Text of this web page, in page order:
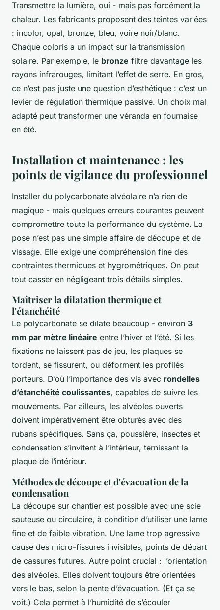
Transmettre la lumière, oui - mais pas forcément la
chaleur. Les fabricants proposent des teintes variées
: incolor, opal, bronze, bleu, voire noir/blanc.
Chaque coloris a un impact sur la transmission
solaire. Par exemple, le bronze filtre davantage les
rayons infrarouges, limitant l’effet de serre. En gros,
ce n’est pas juste une question d’esthétique : c’est un
levier de régulation thermique passive. Un choix mal
adapté peut transformer une véranda en fournaise
en été.
Installation et maintenance : les
points de vigilance du professionnel
Installer du polycarbonate alvéolaire n’a rien de
magique - mais quelques erreurs courantes peuvent
compromettre toute la performance du système. La
pose n’est pas une simple affaire de découpe et de
vissage. Elle exige une compréhension fine des
contraintes thermiques et hygrométriques. On peut
tout casser en négligeant trois détails simples.
Maîtriser la dilatation thermique et
l'étanchéité
Le polycarbonate se dilate beaucoup - environ 3
mm par mètre linéaire entre l’hiver et l’été. Si les
fixations ne laissent pas de jeu, les plaques se
tordent, se fissurent, ou déforment les profilés
porteurs. D’où l’importance des vis avec rondelles
d’étanchéité coulissantes, capables de suivre les
mouvements. Par ailleurs, les alvéoles ouverts
doivent impérativement être obturés avec des
rubans spécifiques. Sans ça, poussière, insectes et
condensation s’invitent à l’intérieur, ternissant la
plaque de l’intérieur.
Méthodes de découpe et d'évacuation de la
condensation
La découpe sur chantier est possible avec une scie
sauteuse ou circulaire, à condition d’utiliser une lame
fine et de faible vibration. Une lame trop agressive
cause des micro-fissures invisibles, points de départ
de cassures futures. Autre point crucial : l’orientation
des alvéoles. Elles doivent toujours être orientées
vers le bas, selon la pente d’évacuation. (Et ça se
voit.) Cela permet à l’humidité de s’écouler